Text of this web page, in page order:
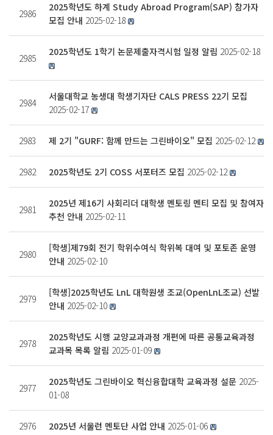
2986
2025학년도 하계 Study Abroad Program(SAP) 참가자
모집 안내 2025-02-18
2985
2025학년도 1학기 논문제출자격시험 일정 알림 2025-02-18
2984
서울대학교 농생대 학생기자단 CALS PRESS 22기 모집
2025-02-17
2983 제 2기 "GURF: 함께 만드는 그린바이오" 모집 2025-02-12
2982 2025학년도 2기 COSS 서포터즈 모집 2025-02-12
2981
2025년 제16기 사회리더 대학생 멘토링 멘티 모집 및 참여자
추천 안내 2025-02-11
2980
[학생]제79회 전기 학위수여식 학위복 대여 및 포토존 운영
안내 2025-02-10
2979
[학생]2025학년도 LnL 대학원생 조교(OpenLnL조교) 선발
안내 2025-02-10
2978
2025학년도 시행 교양교과과정 개편에 따른 공통교육과정
교과목 목록 알림 2025-01-09
2977
2025학년도 그린바이오 혁신융합대학 교육과정 설문 2025-
01-08
2976 2025년 서울런 멘토단 사업 안내 2025-01-06